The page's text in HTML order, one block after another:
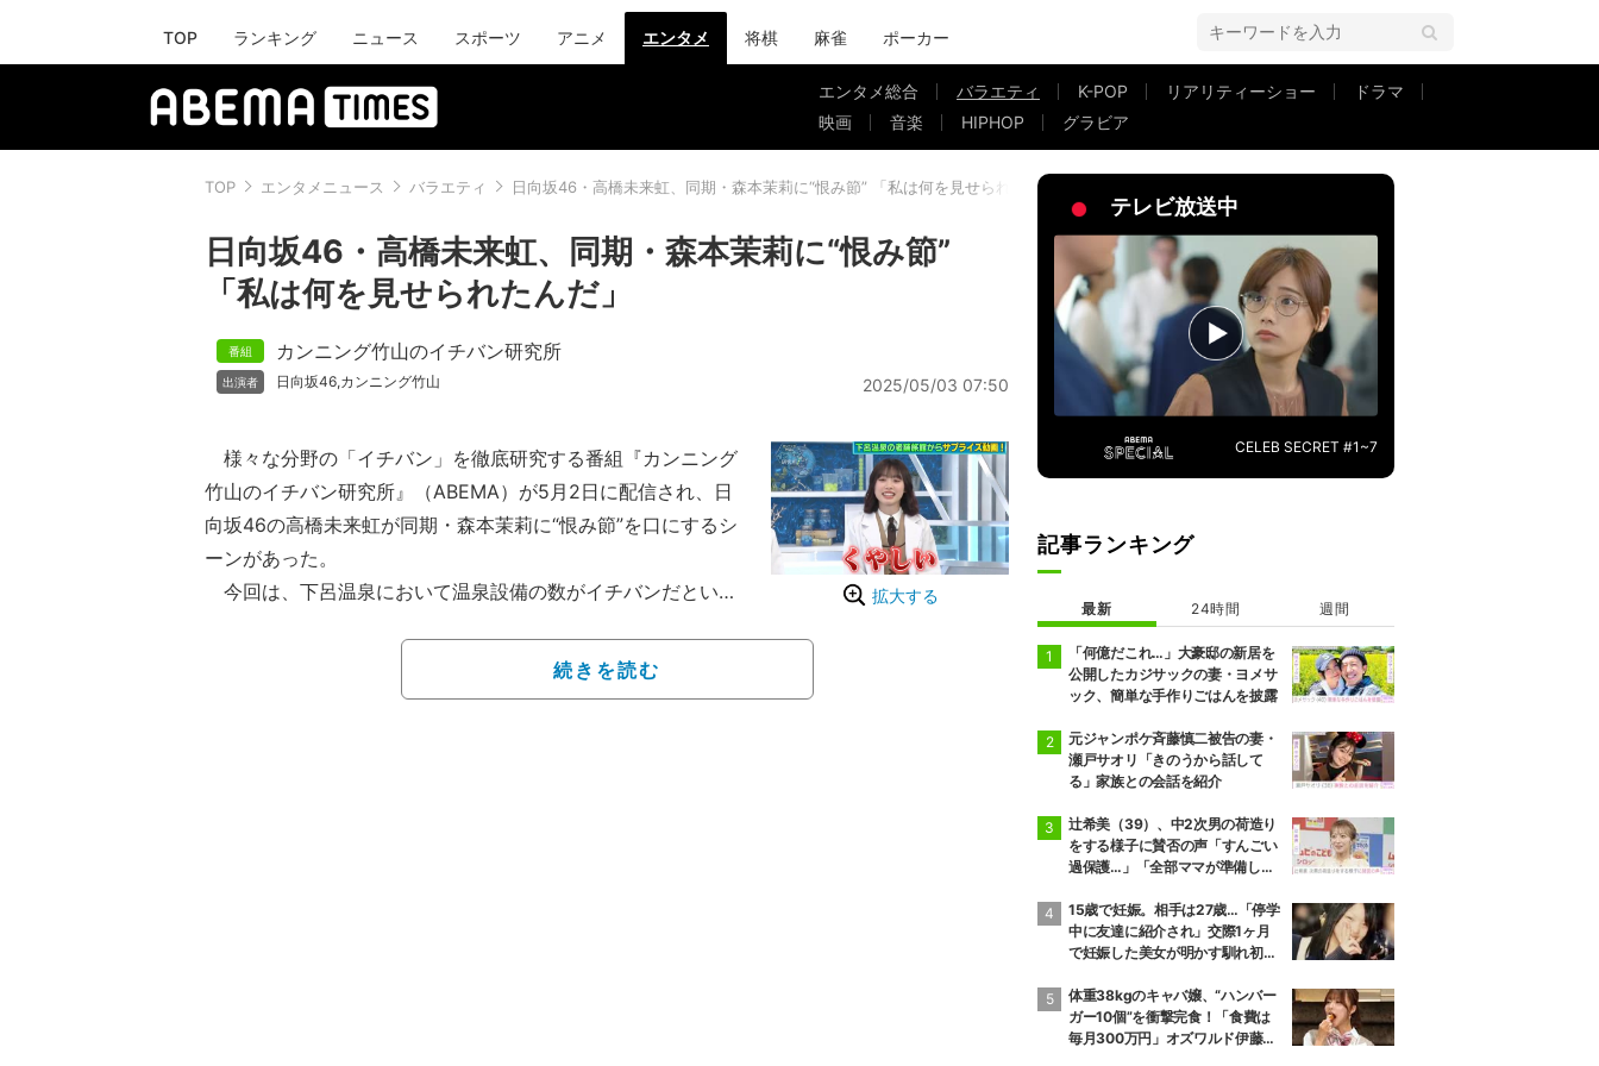
TOP ランキング ニュース スポーツ アニメ エンタメ 将棋 麻雀 ポーカー
エンタメ総合 バラエティ K-POP リアリティーショー
ドラマ
映画
音楽 HIPHOP グラビア
TOP エンタメニュース バラエティ 日向坂46・高橋未来虹、同期・森本茉莉に“恨み節” 「私は何を見せられたんだ」
日向坂46・高橋未来虹、同期・森本茉莉に“恨み節”
「私は何を見せられたんだ」
カンニング竹山のイチバン研究所
日向坂46,カンニング竹山 2025/05/03 07:50
拡大する
様々な分野の「イチバン」を徹底研究する番組『カンニング
竹山のイチバン研究所』（ABEMA）が5月2日に配信され、日
向坂46の高橋未来虹が同期・森本茉莉に“恨み節”を口にするシ
ーンがあった。
今回は、下呂温泉において温泉設備の数がイチバンだという
の湯」などを紹介し、さらに2024年12月にオープンしたばか
りのスイートルーム「碌間」をレポート。
続きを読む
テレビ放送中
CELEB SECRET #1~7
記事ランキング
最新 24時間 週間
「何億だこれ…」大豪邸の新居を
公開したカジサックの妻・ヨメサ
ック、簡単な手作りごはんを披露
元ジャンポケ斉藤慎二被告の妻・
瀬戸サオリ「きのうから話して
る」家族との会話を紹介
辻希美（39）、中2次男の荷造り
をする様子に賛否の声「すんごい
過保護…」「全部ママが準備して
15歳で妊娠。相手は27歳…「停学
中に友達に紹介され」交際1ヶ月
で妊娠した美女が明かす馴れ初め
絶句
体重38kgのキャバ嬢、“ハンバー
ガー10個”を衝撃完食！「食費は
毎月300万円」オズワルド伊藤も